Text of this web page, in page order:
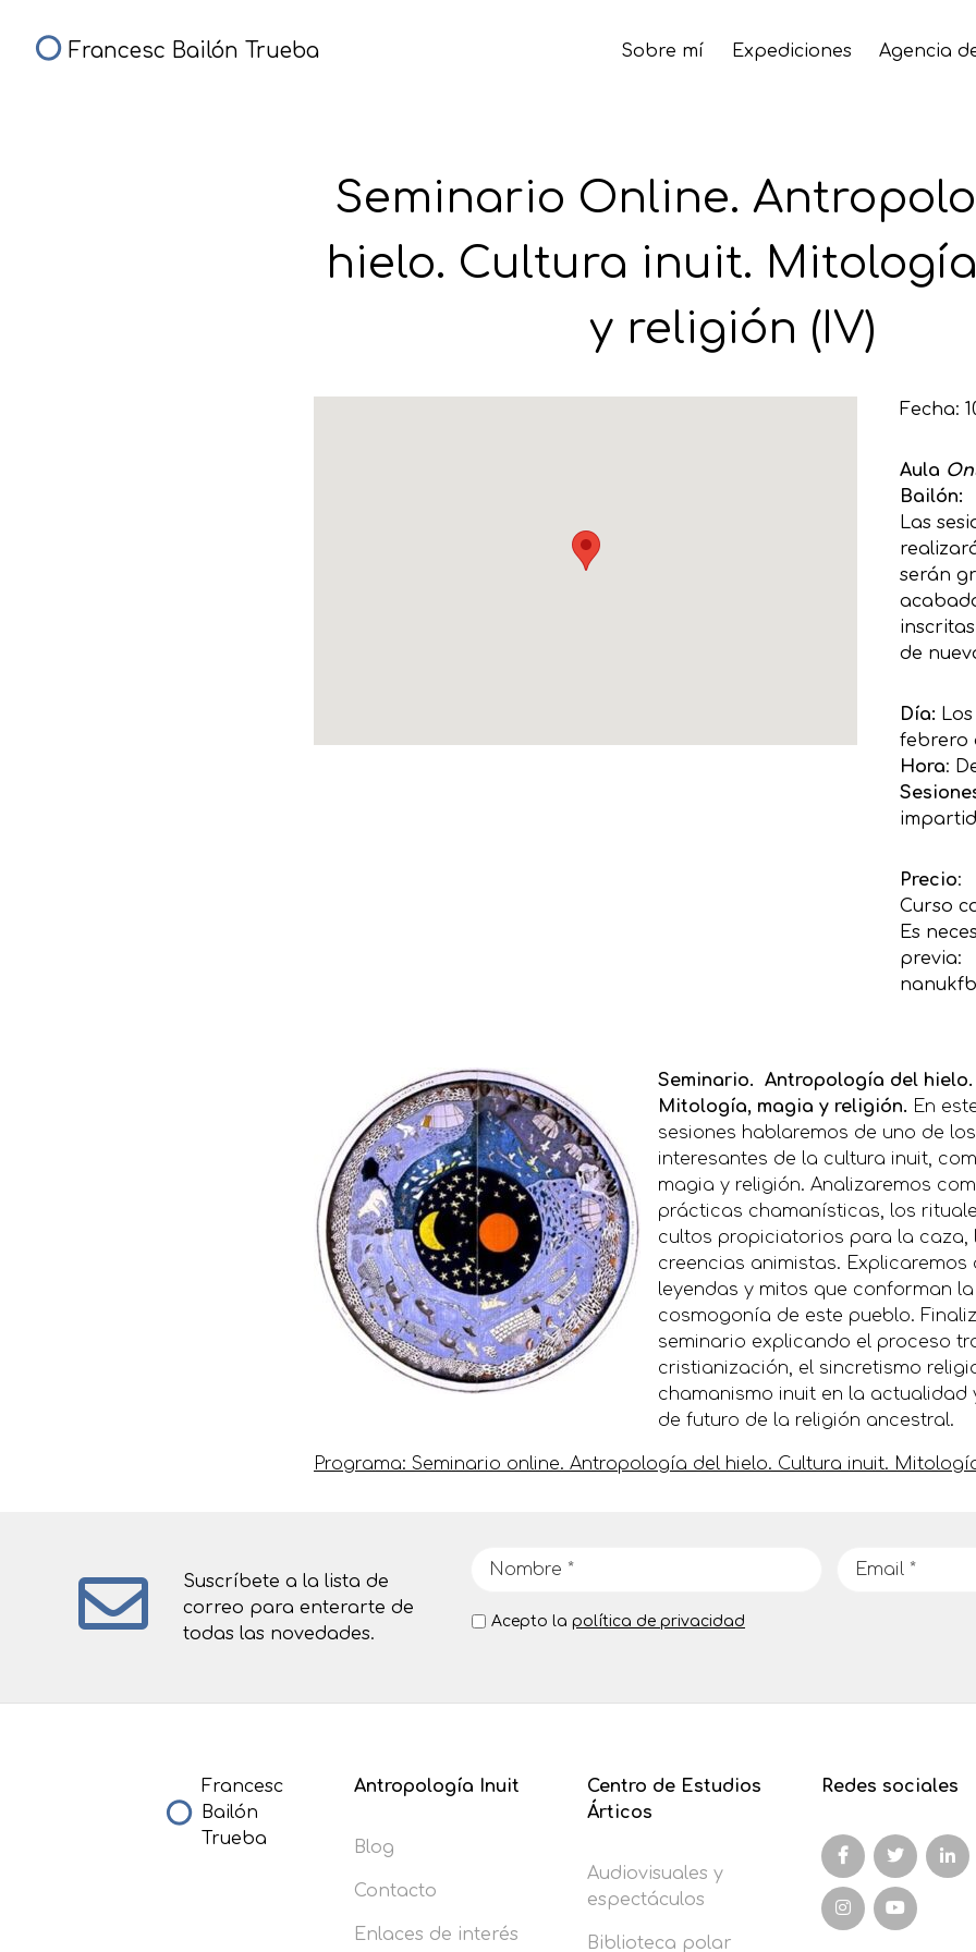
Francesc Bailón Trueba Sobre mí Expediciones Agencia
Seminario Online.
hielo. Cultura inuit.
y religión (IV)
Fecha:
Aula
Bailón:
Las
serán
de
Día:
febrero
Hora:
Precio:
Curso
Es
previa:
Seminario. Antropología del
Mitología, magia y religión. En
sesiones hablaremos de uno de
interesantes de la cultura inuit,
magia y religión. Analizaremos
prácticas chamanísticas, los
cultos propiciatorios para la caza,
creencias animistas. Explicaremos
leyendas y mitos que conforman
cosmogonía de este pueblo.
seminario explicando el proceso
cristianización, el sincretismo
chamanismo inuit en la actualidad
de futuro de la religión ancestral.
Programa: Seminario online. Antropología del hielo. Cultura inuit.
Suscríbete a la lista de
correo para enterarte de
todas las novedades.
Acepto la política de privacidad
Francesc
Bailón
Trueba
Antropología Inuit
Blog
Contacto
Enlaces de interés
Centro de Estudios
Árticos
Audiovisuales y
espectáculos
Biblioteca polar
Redes sociales